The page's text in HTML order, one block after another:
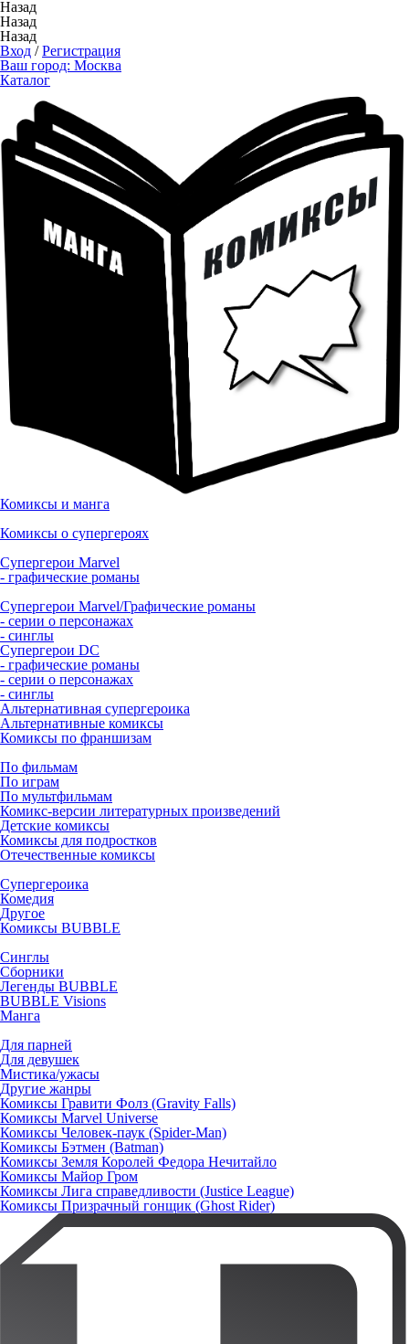
Назад
Назад
Назад
Вход /Регистрация
Ваш город: Москва
Каталог
Комиксы и манга
Комиксы о супергероях
Супергерои Marvel
- графические романы
Супергерои Marvel/Графические романы
- серии о персонажах
- синглы
Супергерои DC
- графические романы
- серии о персонажах
- синглы
Альтернативная супергероика
Альтернативные комиксы
Комиксы по франшизам
По фильмам
По играм
По мультфильмам
Комикс-версии литературных произведений
Детские комиксы
Комиксы для подростков
Отечественные комиксы
Супергероика
Комедия
Другое
Комиксы BUBBLE
Синглы
Сборники
Легенды BUBBLE
BUBBLE Visions
Манга
Для парней
Для девушек
Мистика/ужасы
Другие жанры
Комиксы Гравити Фолз (Gravity Falls)
Комиксы Marvel Universe
Комиксы Человек-паук (Spider-Man)
Комиксы Бэтмен (Batman)
Комиксы Земля Королей Федора Нечитайло
Комиксы Майор Гром
Комиксы Лига справедливости (Justice League)
Комиксы Призрачный гонщик (Ghost Rider)